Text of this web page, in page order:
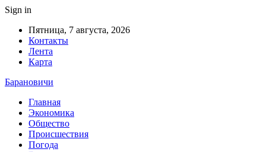
Sign in
Пятница, 7 августа, 2026
Контакты
Лента
Карта
Барановичи
Главная
Экономика
Общество
Происшествия
Погода